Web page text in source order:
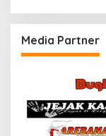
Media Partner